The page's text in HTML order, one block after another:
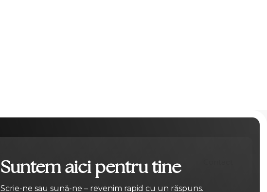
Suntem aici pentru tine
Scrie-ne sau sună-ne – revenim rapid cu un răspuns.